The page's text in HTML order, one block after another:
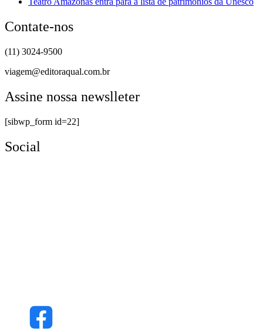
Contate-nos
(11) 3024-9500
viagem@editoraqual.com.br
Assine nossa newslleter
[sibwp_form id=22]
Social